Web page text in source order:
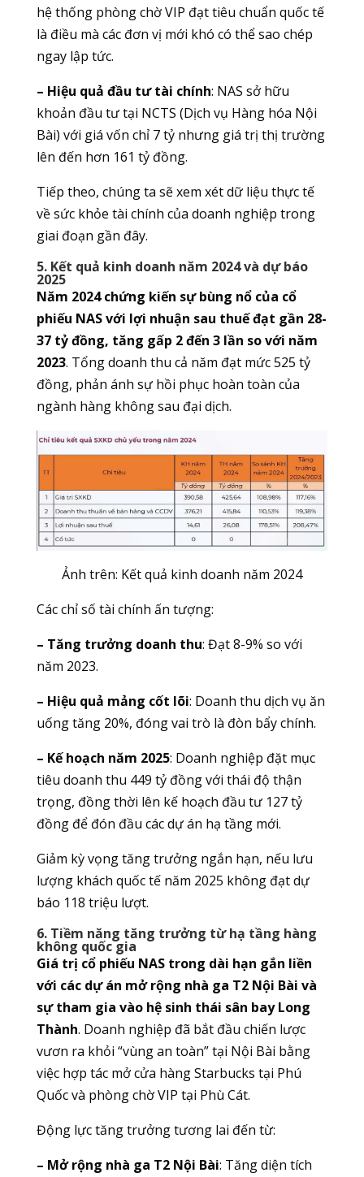
hệ thống phòng chờ VIP đạt tiêu chuẩn quốc tế
là điều mà các đơn vị mới khó có thể sao chép
ngay lập tức.
– Hiệu quả đầu tư tài chính: NAS sở hữu
khoản đầu tư tại NCTS (Dịch vụ Hàng hóa Nội
Bài) với giá vốn chỉ 7 tỷ nhưng giá trị thị trường
lên đến hơn 161 tỷ đồng.
Tiếp theo, chúng ta sẽ xem xét dữ liệu thực tế
về sức khỏe tài chính của doanh nghiệp trong
giai đoạn gần đây.
5. Kết quả kinh doanh năm 2024 và dự báo
2025
Năm 2024 chứng kiến sự bùng nổ của cổ
phiếu NAS với lợi nhuận sau thuế đạt gần 28-
37 tỷ đồng, tăng gấp 2 đến 3 lần so với năm
2023. Tổng doanh thu cả năm đạt mức 525 tỷ
đồng, phản ánh sự hồi phục hoàn toàn của
ngành hàng không sau đại dịch.
Ảnh trên: Kết quả kinh doanh năm 2024
Các chỉ số tài chính ấn tượng:
– Tăng trưởng doanh thu: Đạt 8-9% so với
năm 2023.
– Hiệu quả mảng cốt lõi: Doanh thu dịch vụ ăn
uống tăng 20%, đóng vai trò là đòn bẩy chính.
– Kế hoạch năm 2025: Doanh nghiệp đặt mục
tiêu doanh thu 449 tỷ đồng với thái độ thận
trọng, đồng thời lên kế hoạch đầu tư 127 tỷ
đồng để đón đầu các dự án hạ tầng mới.
Giảm kỳ vọng tăng trưởng ngắn hạn, nếu lưu
lượng khách quốc tế năm 2025 không đạt dự
báo 118 triệu lượt.
6. Tiềm năng tăng trưởng từ hạ tầng hàng
không quốc gia
Giá trị cổ phiếu NAS trong dài hạn gắn liền
với các dự án mở rộng nhà ga T2 Nội Bài và
sự tham gia vào hệ sinh thái sân bay Long
Thành. Doanh nghiệp đã bắt đầu chiến lược
vươn ra khỏi “vùng an toàn” tại Nội Bài bằng
việc hợp tác mở cửa hàng Starbucks tại Phú
Quốc và phòng chờ VIP tại Phù Cát.
Động lực tăng trưởng tương lai đến từ:
– Mở rộng nhà ga T2 Nội Bài: Tăng diện tích